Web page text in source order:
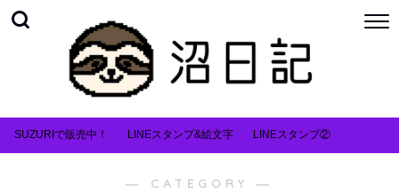
SUZURIで販売中！ LINEスタンプ&絵文字 LINEスタンプ②
― CATEGORY ―